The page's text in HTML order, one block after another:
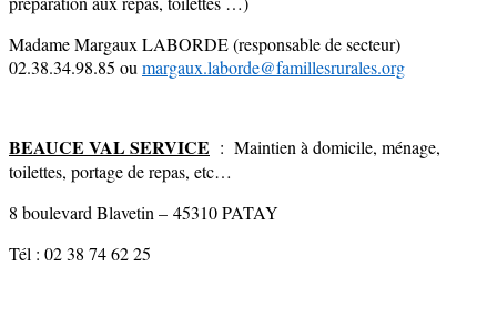
Madame Margaux LABORDE (responsable de secteur)
02.38.34.98.85 ou margaux.laborde@famillesrurales.org
BEAUCE VAL SERVICE : Maintien à domicile, ménage,
toilettes, portage de repas, etc…
8 boulevard Blavetin – 45310 PATAY
Tél : 02 38 74 62 25